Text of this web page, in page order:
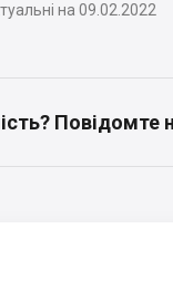
на 09.02.2022
Повідомте